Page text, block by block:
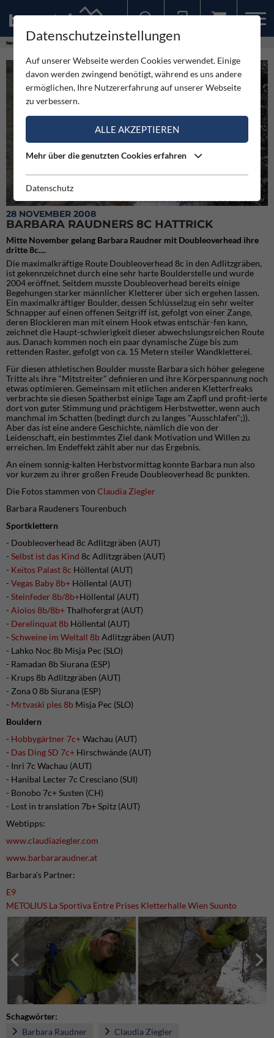
News
Barbara Raudner in Doubleoverhead © Claudia Ziegler
28 NOVEMBER 2008
BARBARA RAUDNERS 8C HATTRICK
Mitte November gelang Barbara Raudner mit Doubleoverhead ihre
dritte 8c....
Die maximalkräftige Route Doubleoverhead 8c in den Adlitzgräben,
ist gekennzeichnet durch eine sehr harte Boulderstelle und wurde
2004 eröffnet. Seitdem musste Doubleoverhead bereits einige
Begehungen starker männlicher Kletterer über sich ergehen lassen.
Ein maximalkräftiger Boulder, dessen Schlüsselzug ein sehr weiter
Schnapper auf einen offenen Seitgriff ist, gefolgt von einer Zange,
deren Blockieren man mit einem Hook etwas entschär-fen kann,
zeichnet die Haupt-schwierigkeit dieser abwechslungsreichen Route
aus. Danach kommen noch ein paar dynamische Züge bis zum
rettenden Raster, gefolgt von ca. 15 Metern steiler Wandkletterei.
Für diesen athletischen Boulder musste Barbara sich höher gelegene
Tritte als ihre "Mitstreiter" definieren und ihre Körperspannung noch
etwas optimieren. Gemeinsam mit etlichen anderen Kletterfreaks
verbrachte sie diesen Spätherbst einige Tage am Zapfl und profit-ierte
dort von guter Stimmung und prächtigem Herbstwetter, wenn auch
manchmal im Schatten (bedingt durch zu langes "Ausschlafen";)).
Aber das ist eine andere Geschichte, nämlich die von der
Leidenschaft, ein bestimmtes Ziel dank Motivation und Willen zu
erreichen. Im Endeffekt zählt aber nur das Ergebnis.
An einem sonnig-kalten Herbstvormittag konnte Barbara nun also
vor kurzem zu ihrer großen Freude Doubleoverhead 8c punkten.
Die Fotos stammen von Claudia Ziegler
Barbara Raudeners Tourenbuch
Sportklettern
- Doubleoverhead 8c Adlitzgräben (AUT)
- Selbst ist das Kind 8c Adlitzgräben (AUT)
- Keitos Palast 8c Höllental (AUT)
- Vegas Baby 8b+ Höllental (AUT)
- Steinfeder 8b/8b+Höllental (AUT)
- Aiolos 8b/8b+Thalhofergrat (AUT)
- Derelinquat 8b Höllental (AUT)
- Schweine im Weltall 8bAdlitzgräben (AUT)
- Lahko Noc 8b Misja Pec (SLO)
- Ramadan 8b Siurana (ESP)
- Krups 8b Adlitzgräben (AUT)
- Zona 0 8b Siurana (ESP)
- Mrtvaski ples 8b Misja Pec (SLO)
Bouldern
- Hobbygärtner 7c+Wachau (AUT)
- Das Ding SD 7c+ Hirschwände (AUT)
- Inri 7c Wachau (AUT)
- Hanibal Lecter 7c Cresciano (SUI)
- Bonobo 7c+ Susten (CH)
- Lost in translation 7b+ Spitz (AUT)
Webtipps:
www.claudiaziegler.com
www.barbararaudner.at
Barbara's Partner:
E9
METOLIUS La Sportiva Entre Prises Kletterhalle Wien Suunto
Schagwörter:
Barbara Raudner
Claudia Ziegler
Datenschutzeinstellungen
Auf unserer Webseite werden Cookies verwendet. Einige
davon werden zwingend benötigt, während es uns andere
ermöglichen, Ihre Nutzererfahrung auf unserer Webseite
zu verbessern.
ALLE AKZEPTIEREN
Mehr über die genutzten Cookies erfahren
Datenschutz